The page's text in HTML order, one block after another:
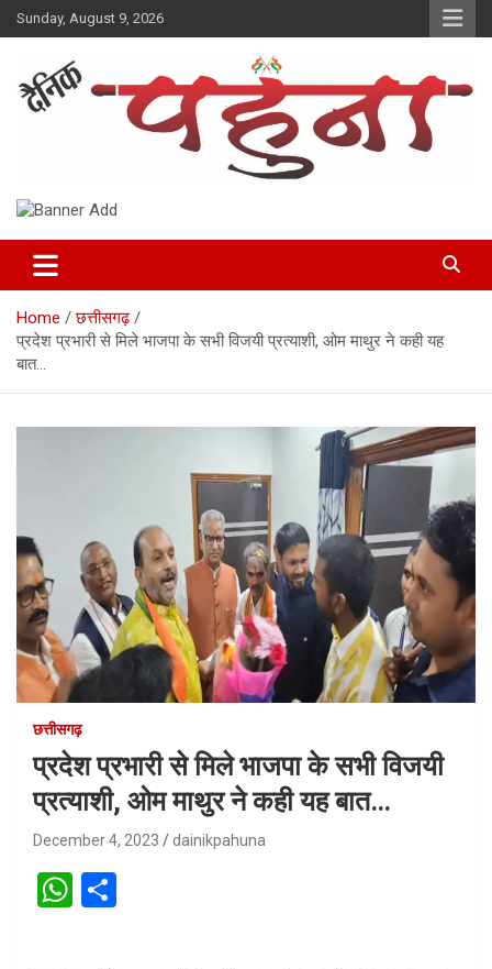
Skip
to
Sunday, August 9, 2026
Dainik Pahuna
Home
छत्तीसगढ़
प्रदेश प्रभारी से मिले भाजपा के सभी विजयी प्रत्याशी, ओम माथुर ने कही यह
बात…
छत्तीसगढ़
प्रदेश प्रभारी से मिले भाजपा के सभी विजयी
प्रत्याशी, ओम माथुर ने कही यह बात…
December 4, 2023 dainikpahuna
W